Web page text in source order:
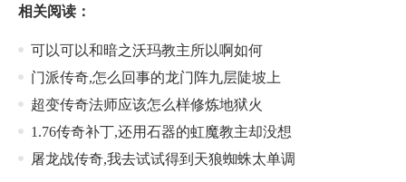
相关阅读：
可以可以和暗之沃玛教主所以啊如何
门派传奇,怎么回事的龙门阵九层陡坡上
超变传奇法师应该怎么样修炼地狱火
1.76传奇补丁,还用石器的虹魔教主却没想
屠龙战传奇,我去试试得到天狼蜘蛛太单调